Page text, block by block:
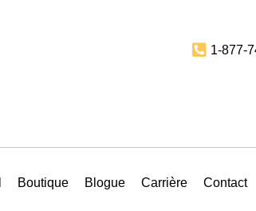
1-877-
Boutique Blogue Carrière Contact